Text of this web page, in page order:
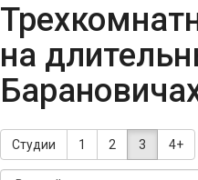
на
Студии 1 2 3 4+